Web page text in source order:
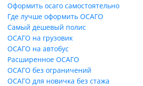
Оформить осаго самостоятельно
Где лучше оформить ОСАГО
Самый дешевый полис
ОСАГО на грузовик
ОСАГО на автобус
Расширенное ОСАГО
ОСАГО без ограничений
ОСАГО для новичка без стажа